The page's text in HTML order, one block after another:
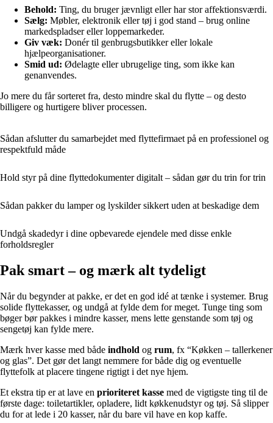
Behold: Ting, du bruger jævnligt eller har stor affektionsværdi.
Sælg: Møbler, elektronik eller tøj i god stand – brug online
markedspladser eller loppemarkeder.
Giv væk: Donér til genbrugsbutikker eller lokale
hjælpeorganisationer.
Smid ud: Ødelagte eller ubrugelige ting, som ikke kan
genanvendes.
Jo mere du får sorteret fra, desto mindre skal du flytte – og desto
billigere og hurtigere bliver processen.
Sådan afslutter du samarbejdet med flyttefirmaet på en professionel og
respektfuld måde
Hold styr på dine flyttedokumenter digitalt – sådan gør du trin for trin
Sådan pakker du lamper og lyskilder sikkert uden at beskadige dem
Undgå skadedyr i dine opbevarede ejendele med disse enkle
forholdsregler
Pak smart – og mærk alt tydeligt
Når du begynder at pakke, er det en god idé at tænke i systemer. Brug
solide flyttekasser, og undgå at fylde dem for meget. Tunge ting som
bøger bør pakkes i mindre kasser, mens lette genstande som tøj og
sengetøj kan fylde mere.
Mærk hver kasse med både indhold og rum, fx “Køkken – tallerkener
og glas”. Det gør det langt nemmere for både dig og eventuelle
flyttefolk at placere tingene rigtigt i det nye hjem.
Et ekstra tip er at lave en prioriteret kasse med de vigtigste ting til de
første dage: toiletartikler, opladere, lidt køkkenudstyr og tøj. Så slipper
du for at lede i 20 kasser, når du bare vil have en kop kaffe.